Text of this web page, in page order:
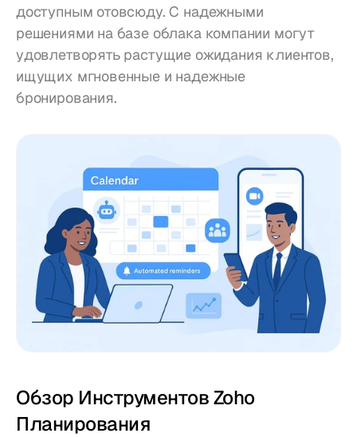
доступным отовсюду. С надежными
решениями на базе облака компании могут
удовлетворять растущие ожидания клиентов,
ищущих мгновенные и надежные
бронирования.
Обзор Инструментов Zoho
Планирования